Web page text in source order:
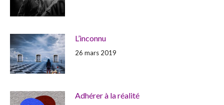
L’inconnu
26 mars 2019
Adhérer à la réalité